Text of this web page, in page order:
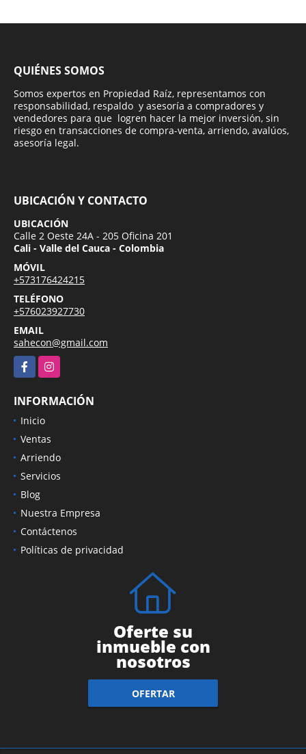
QUIÉNES SOMOS
Somos expertos en Propiedad Raíz, representamos con
responsabilidad, respaldo y asesoría a compradores y
vendedores para que logren hacer la mejor inversión, sin
riesgo en transacciones de compra-venta, arriendo, avalúos,
asesoría legal.
UBICACIÓN Y CONTACTO
UBICACIÓN
Calle 2 Oeste 24A - 205 Oficina 201
Cali - Valle del Cauca - Colombia
MÓVIL
+573176424215
TELÉFONO
+576023927730
EMAIL
sahecon@gmail.com
FacebookInstagram
INFORMACIÓN
Inicio
Ventas
Arriendo
Servicios
Blog
Nuestra Empresa
Contáctenos
Políticas de privacidad
Oferte su
inmueble con
nosotros
OFERTAR